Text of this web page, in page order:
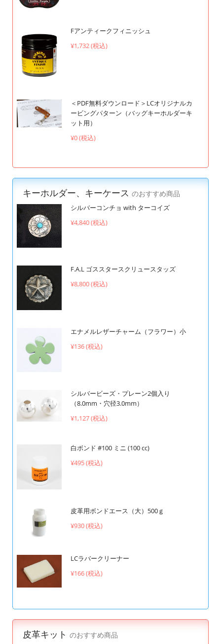
Fアンティークフィニッシュ
¥1,732 (税込)
＜PDF無料ダウンロード＞LCオリジナルカ
ービングパターン（バッグキーホルダーキ
ット用）
¥0 (税込)
キーホルダー、キーケース のおすすめ商品
シルバーコンチョ with ターコイズ
¥4,840 (税込)
F.A.L ゴススタースクリュースタッズ
¥8,800 (税込)
エナメルレザーチャーム（フラワー）小
¥136 (税込)
シルバービーズ・プレーン2個入り
（8.0mm・穴径3.0mm）
¥1,127 (税込)
白ボンド #100 ミニ (100 cc)
¥495 (税込)
皮革用ボンドエース（大）500ｇ
¥930 (税込)
LCラバークリーナー
¥166 (税込)
皮革キット のおすすめ商品